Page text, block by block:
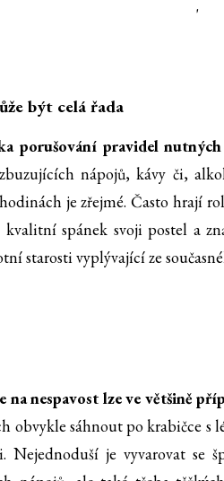
'
být celá řada
porušování pravidel
nápojů, kávy či,
je zřejmé. Často hrají
spánek svoji postel a
starosti vyplývající ze
na nespavost lze ve většině
obvykle sáhnout po krabičce s
Nejednoduší je vyvarovat se